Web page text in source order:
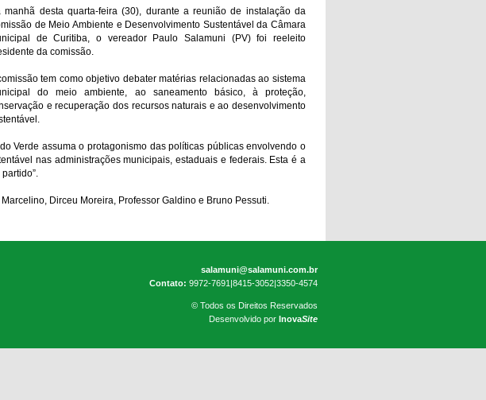
manhã desta quarta-feira (30), durante a reunião de instalação da
de Meio Ambiente e Desenvolvimento Sustentável da Câmara
de Curitiba, o vereador Paulo Salamuni (PV) foi reeleito
da comissão.
tem como objetivo debater matérias relacionadas ao sistema
do meio ambiente, ao saneamento básico, à proteção,
e recuperação dos recursos naturais e ao desenvolvimento
Verde assuma o protagonismo das políticas públicas envolvendo o
nas administrações municipais, estaduais e federais. Esta é a
Dirceu Moreira, Professor Galdino e Bruno Pessuti.
salamuni@salamuni.com.br
Contato: 9972-7691|8415-3052|3350-4574
© Todos os Direitos Reservados
Desenvolvido por InovaSite